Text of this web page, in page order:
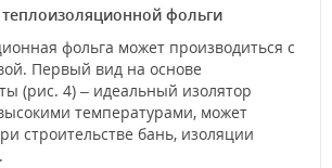
фольги
фольга может производиться с
Первый вид на основе
(рис. 4) – идеальный изолятор
температурами, может
строительстве бань, изоляции